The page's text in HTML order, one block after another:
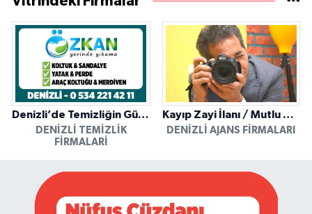
Denizli’de Temizliğin Güvenilir Adresi: Özkan Yerinde Yıkama
DENIZLI TEMIZLIK
FIRMALARI
Kayıp Zayi İlanı / Mutlu Ajans / Denizli
DENIZLI AJANS FIRMALARI